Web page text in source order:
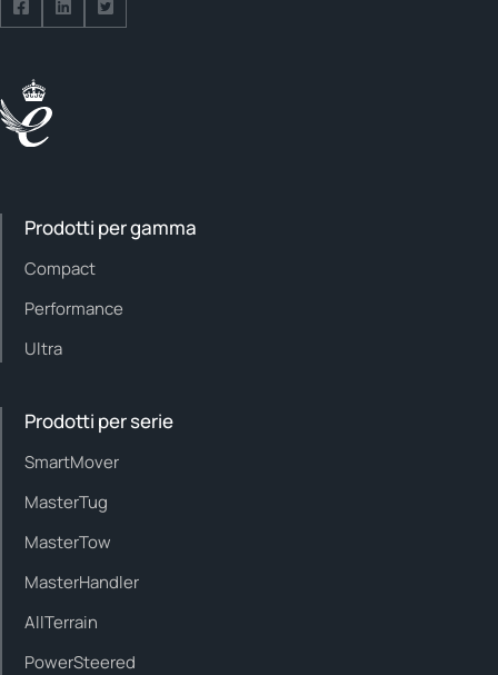
Seguici su Facebook
Seguici su LinkedIn
Seguici su Twitter
Prodotti per gamma
Compact
Performance
Ultra
Prodotti per serie
SmartMover
MasterTug
MasterTow
MasterHandler
AllTerrain
PowerSteered